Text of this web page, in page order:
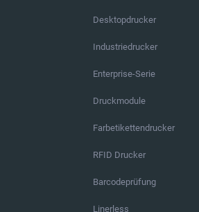
Desktopdrucker
Industriedrucker
Enterprise-Serie
Druckmodule
Farbetikettendrucker
RFID Drucker
Barcodeprüfung
Linerless